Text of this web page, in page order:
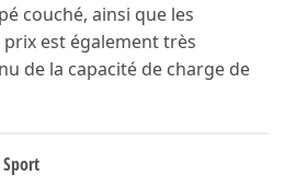
couché, ainsi que les
est également très
de la capacité de charge de